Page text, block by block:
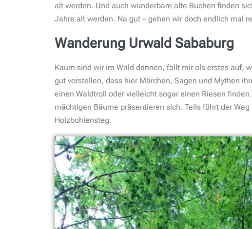
alt werden. Und auch wunderbare alte Buchen finden
Jahre alt werden. Na gut – gehen wir doch endlich mal
Wanderung Urwald Sababurg
Kaum sind wir im Wald drinnen, fällt mir als erstes auf,
gut vorstellen, dass hier Märchen, Sagen und Mythen
einen Waldtroll oder vielleicht sogar einen Riesen
mächtigen Bäume präsentieren sich. Teils führt der
Holzbohlensteg.